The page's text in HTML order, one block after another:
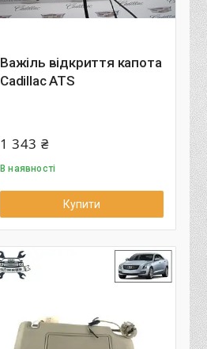
Важіль відкриття капота
Cadillac ATS
1 343 ₴
В наявності
Купити